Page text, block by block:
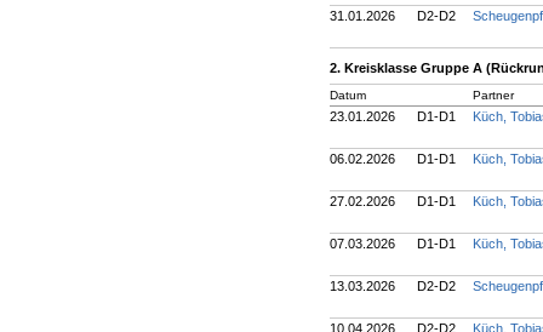
31.01.2026 D2-D2
2. Kreisklasse Gruppe A
Datum Partner
23.01.2026 D1-D1 Küch,
06.02.2026 D1-D1 Küch,
27.02.2026 D1-D1 Küch,
07.03.2026 D1-D1 Küch,
13.03.2026 D2-D2
10.04.2026 D2-D2 Küch,